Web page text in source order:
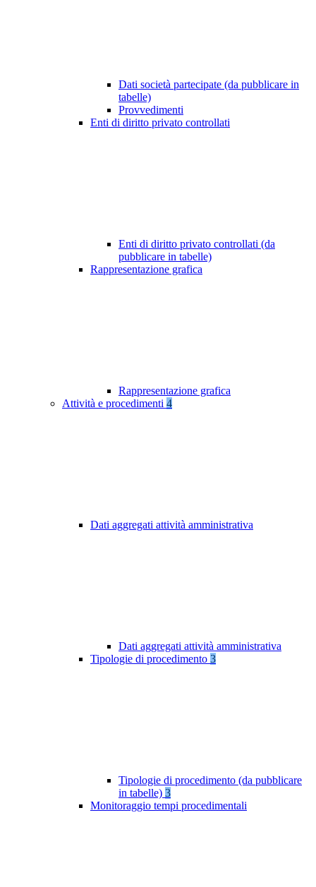
Dati società partecipate (da pubblicare in
tabelle)
Provvedimenti
Enti di diritto privato controllati
Enti di diritto privato controllati (da
pubblicare in tabelle)
Rappresentazione grafica
Rappresentazione grafica
Attività e procedimenti 4
Dati aggregati attività amministrativa
Dati aggregati attività amministrativa
Tipologie di procedimento 3
Tipologie di procedimento (da pubblicare
in tabelle) 3
Monitoraggio tempi procedimentali